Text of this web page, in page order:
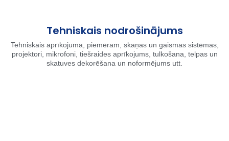
Tehniskais nodrošinājums
Tehniskais aprīkojuma, piemēram, skaņas un gaismas sistēmas,
projektori, mikrofoni, tiešraides aprīkojums, tulkošana, telpas un
skatuves dekorēšana un noformējums utt.